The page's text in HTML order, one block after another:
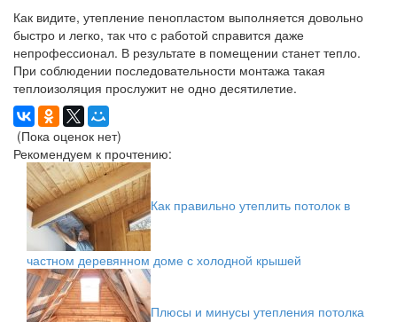
Как видите, утепление пенопластом выполняется довольно
быстро и легко, так что с работой справится даже
непрофессионал. В результате в помещении станет тепло.
При соблюдении последовательности монтажа такая
теплоизоляция прослужит не одно десятилетие.
(Пока оценок нет)
Рекомендуем к прочтению:
Как правильно утеплить потолок в
частном деревянном доме с холодной крышей
Плюсы и минусы утепления потолка